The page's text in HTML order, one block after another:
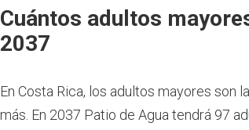
Cuántos adultos
2037
En Costa Rica, los adultos mayores son
más. En 2037 Patio de Agua tendrá 97